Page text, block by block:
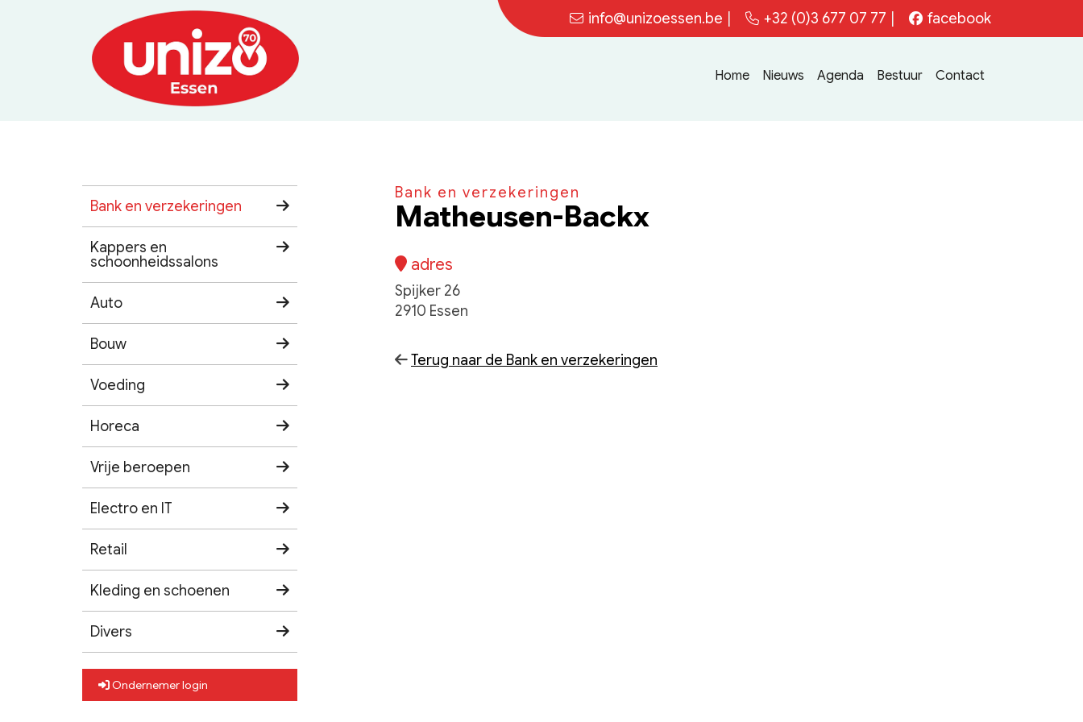
info@unizoessen.be +32 (0)3 677 07 77 facebook
Home Nieuws Agenda Bestuur Contact
Bank en verzekeringen
Kappers en
schoonheidssalons
Auto
Bouw
Voeding
Horeca
Vrije beroepen
Electro en IT
Retail
Kleding en schoenen
Divers
Ondernemer login
Bank en verzekeringen
Matheusen-Backx
adres
Spijker 26
2910 Essen
Terug naar de Bank en verzekeringen